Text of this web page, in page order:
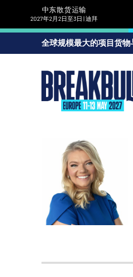
中东散货运输
2027年2月2日至3日 | 迪拜
全球规模最大的项目货